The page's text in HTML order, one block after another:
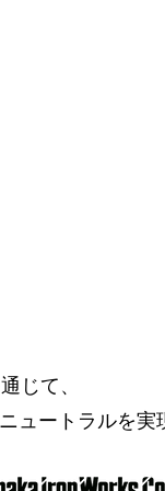
じて、
ュートラルを実